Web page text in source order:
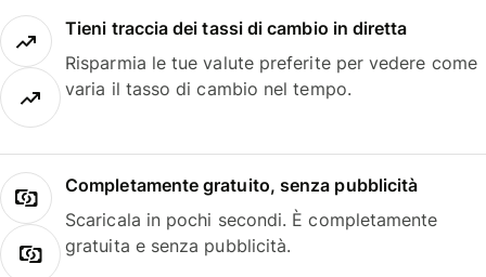
Tieni traccia dei tassi di cambio in diretta
Risparmia le tue valute preferite per vedere come
varia il tasso di cambio nel tempo.
Completamente gratuito, senza pubblicità
Scaricala in pochi secondi. È completamente
gratuita e senza pubblicità.